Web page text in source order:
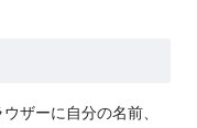
ザーに自分の名前、